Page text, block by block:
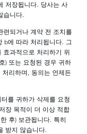
저장됩니다. 당사는 사
습니다.
련되거나 계약 전 조치를
b에 따라 처리됩니다. 그
효과적으로 처리하기 위
) 또는 요청된 경우 귀하
처리하며, 동의는 언제든
를 귀하가 삭제를 요청
장 목적이 더 이상 적합
후) 보관됩니다. 특히
받지 않습니다.